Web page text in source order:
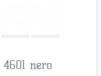
4601 nero